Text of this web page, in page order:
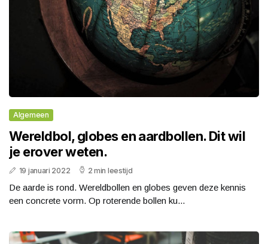
Algemeen
Wereldbol, globes en aardbollen. Dit wil
je erover weten.
19 januari 2022 2 min leestijd
De aarde is rond. Wereldbollen en globes geven deze kennis
een concrete vorm. Op roterende bollen ku...